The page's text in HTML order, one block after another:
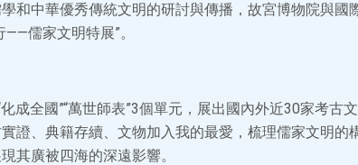
和中華優秀傳統文明的研討與傳播，故宮博物院與國
——儒家文明特展”。
化成全國”“萬世師表”3個單元，展出國內外近30家考古
證、典籍存續、文物加入我的最愛，梳理儒家文明的
其廣被四海的深遠影響。